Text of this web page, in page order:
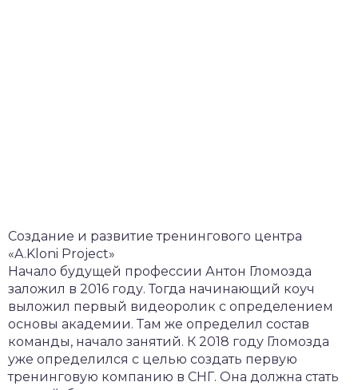
Создание и развитие тренингового центра
«A.Kloni Project»
Начало будущей профессии Антон Гломозда
заложил в 2016 году. Тогда начинающий коуч
выложил первый видеоролик с определением
основы академии. Там же определил состав
команды, начало занятий. К 2018 году Гломозда
уже определился с целью создать первую
тренинговую компанию в СНГ. Она должна стать